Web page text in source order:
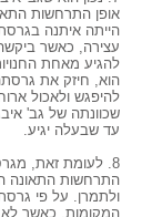
אופן התרחשות
הייתה איתנה
עצירה, כאשר
להגיע מאחת
הוא, חיזק את
להיפגש ולאכול
שכוונתה של גב'
עד שבעלה יגיע.
8. לעומת זאת,
התרחשות התאונה
ולתמרן. על פי
המקומות. כאשר לא